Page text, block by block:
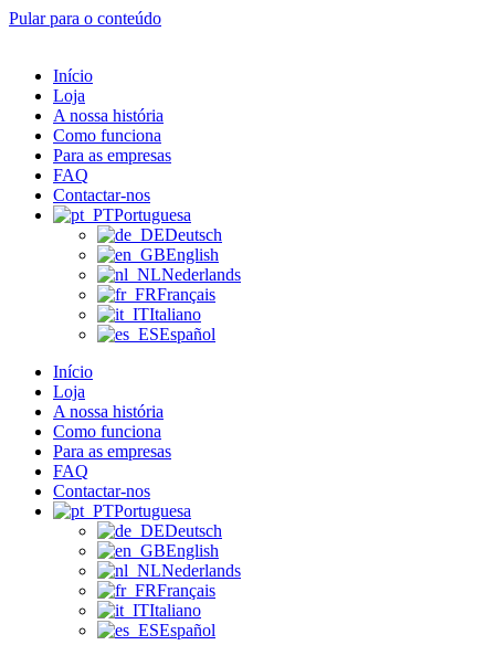
Pular para o conteúdo
Início
Loja
A nossa história
Como funciona
Para as empresas
FAQ
Contactar-nos
Portuguesa
Deutsch
English
Nederlands
Français
Italiano
Español
Início
Loja
A nossa história
Como funciona
Para as empresas
FAQ
Contactar-nos
Portuguesa
Deutsch
English
Nederlands
Français
Italiano
Español